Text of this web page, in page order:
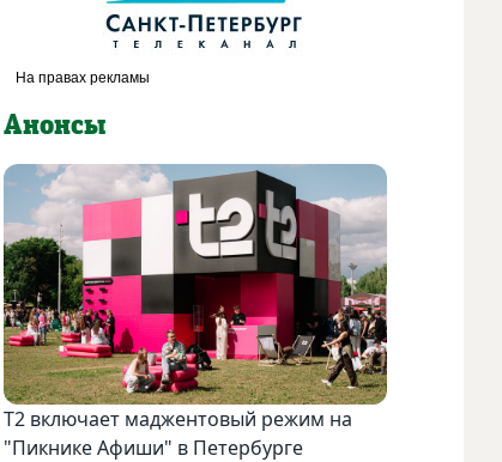
Анонсы
Т2 включает маджентовый режим на
"Пикнике Афиши" в Петербурге